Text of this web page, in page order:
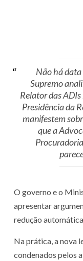
Não há
Supremo
Relator das
Presidência da
manifestem
que a
O governo e o
apresentar
redução
Na prática, a nova
condenados pelos